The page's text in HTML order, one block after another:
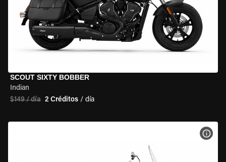
SCOUT SIXTY BOBBER
Indian
$149 / día 2 Créditos / día
VER